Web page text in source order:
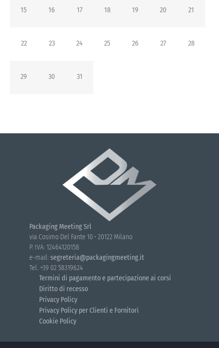
15 16 17 18 19 20 21
22 23 24 25 26 27 28
29 30 31
Packaging Meeting Srl
via Cosimo Del Fante 10 • 20122 Milano
P. IVA: 12464120158
e-mail: segreteria@packagingmeeting.it
Tel. +39 02 58319624
Termini di pagamento e partecipazione ai corsi
Diritto di recesso
Privacy Policy
Privacy Policy per Clienti e Fornitori
Cookie Policy